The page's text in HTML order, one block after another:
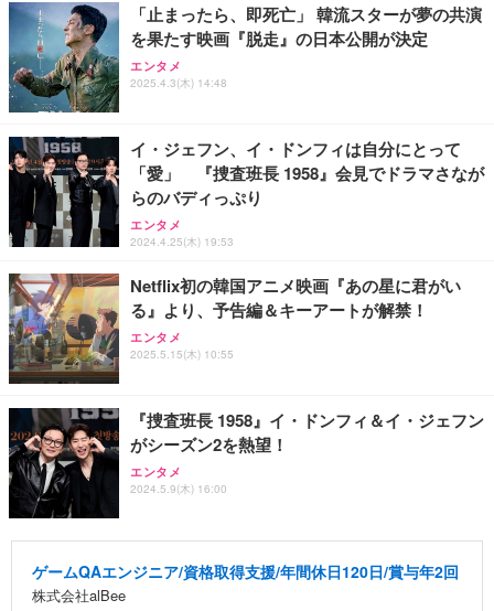
「止まったら、即死亡」 韓流スターが夢の共演
を果たす映画『脱走』の日本公開が決定
エンタメ
2025.4.3(木) 14:48
イ・ジェフン、イ・ドンフィは自分にとって
「愛」 『捜査班長 1958』会見でドラマさなが
らのバディっぷり
エンタメ
2024.4.25(木) 19:53
Netflix初の韓国アニメ映画『あの星に君がい
る』より、予告編＆キーアートが解禁！
エンタメ
2025.5.15(木) 10:55
『捜査班長 1958』イ・ドンフィ＆イ・ジェフン
がシーズン2を熱望！
エンタメ
2024.5.9(木) 16:00
ゲームQAエンジニア/資格取得支援/年間休日120日/賞与年2回
株式会社alBee